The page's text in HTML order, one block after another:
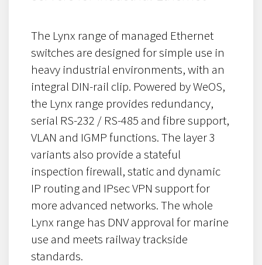
The Lynx range of managed Ethernet
switches are designed for simple use in
heavy industrial environments, with an
integral DIN-rail clip. Powered by WeOS,
the Lynx range provides redundancy,
serial RS-232 / RS-485 and fibre support,
VLAN and IGMP functions. The layer 3
variants also provide a stateful
inspection firewall, static and dynamic
IP routing and IPsec VPN support for
more advanced networks. The whole
Lynx range has DNV approval for marine
use and meets railway trackside
standards.